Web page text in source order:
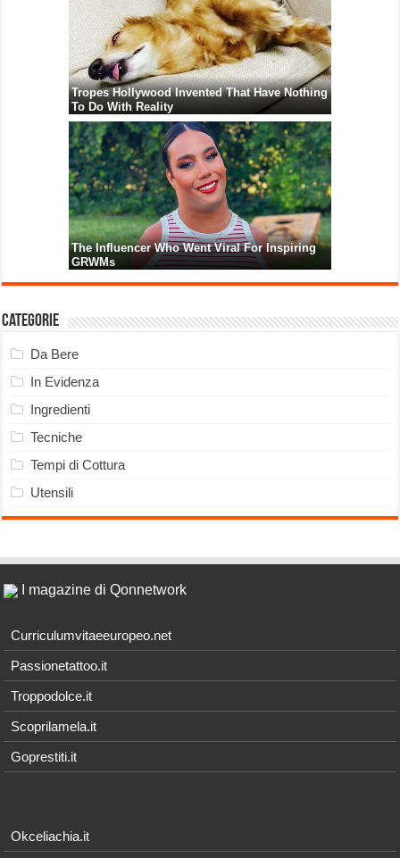
Categorie
Da Bere
In Evidenza
Ingredienti
Tecniche
Tempi di Cottura
Utensili
I magazine di Qonnetwork
Curriculumvitaeeuropeo.net
Passionetattoo.it
Troppodolce.it
Scoprilamela.it
Goprestiti.it
Okceliachia.it